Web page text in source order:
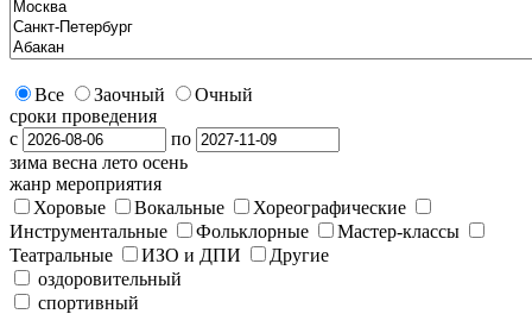
Все Заочный
Очный
сроки проведения
с
по
зима весна лето осень
жанр мероприятия
Хоровые
Вокальные
Хореографические
Инструментальные
Фольклорные
Мастер-классы
Театральные
ИЗО и ДПИ
Другие
оздоровительный
спортивный